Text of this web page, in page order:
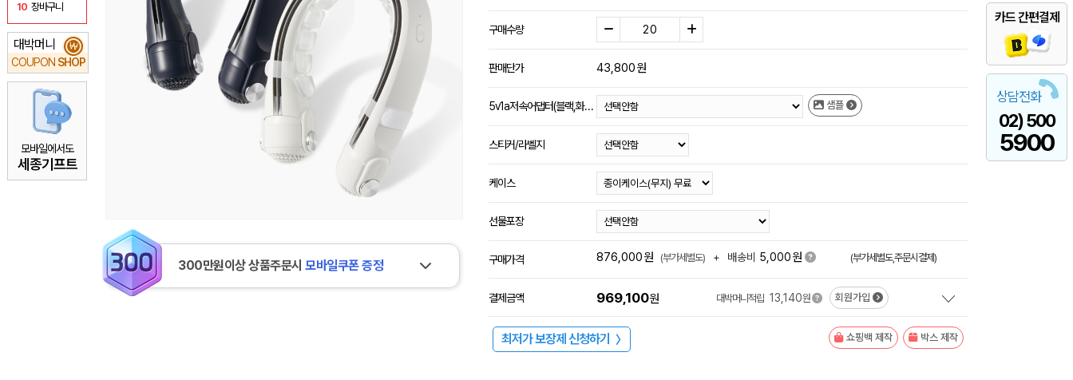
10 장바구니
대박머니
COUPON SHOP
₩
모바일에서도
세종기프트
카드 간편결제
상담전화
02) 500
5900
300만원이상 상품주문시 모바일쿠폰 증정
구매수량
판매단가 43,800원
5v1a저속어댑터(블랙,화이트) 샘플
스티커/라벨지
케이스
선물포장
구매가격 876,000원 (부가세별도) + 배송비 5,000원 (부가세별도,주문시결제)
결제금액 969,100원 대박머니적립 13,140원 회원가입
최저가 보장제 신청하기 〉 쇼핑백 제작 박스 제작